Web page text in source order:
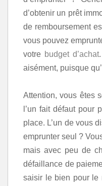
d’obtenir un prêt
de remboursement
vous pouvez
votre budget d’achat
aisément, puisque
Attention, vous êtes
l’un fait défaut pour
place. L’un de vous
emprunter seul ?
mais avec peu de
défaillance de
saisir le bien pour le